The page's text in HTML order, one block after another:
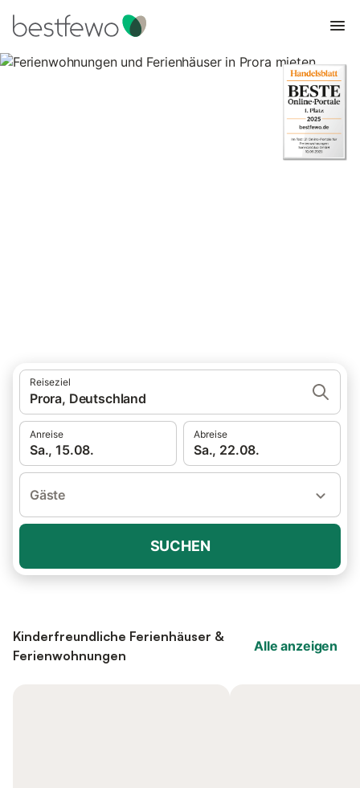
Reiseziel
Prora, Deutschland
Anreise
Sa., 15.08.
Abreise
Sa., 22.08.
Gäste
SUCHEN
Kinderfreundliche Ferienhäuser &
Ferienwohnungen
Alle anzeigen